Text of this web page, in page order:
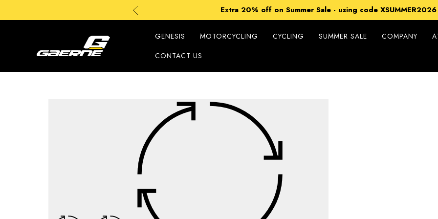
Extra 20% off on Summer Sale - using code XSUMMER2026
Free Shipping on all orders over 99€
GENESIS MOTORCYCLING CYCLING SUMMER SALE COMPANY
CONTACT US